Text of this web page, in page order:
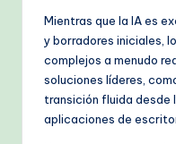
Mientras que la IA es
y borradores iniciales,
complejos a menudo
soluciones líderes,
transición fluida desde
aplicaciones de